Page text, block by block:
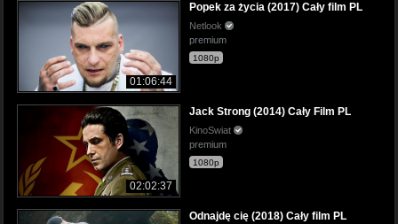
01:06:44
Popek za życia (2017) Cały film PL
Netlook
premium
1080p
02:02:37
Jack Strong (2014) Cały Film PL
KinoSwiat
premium
1080p
Odnajdę cię (2018) Cały film PL